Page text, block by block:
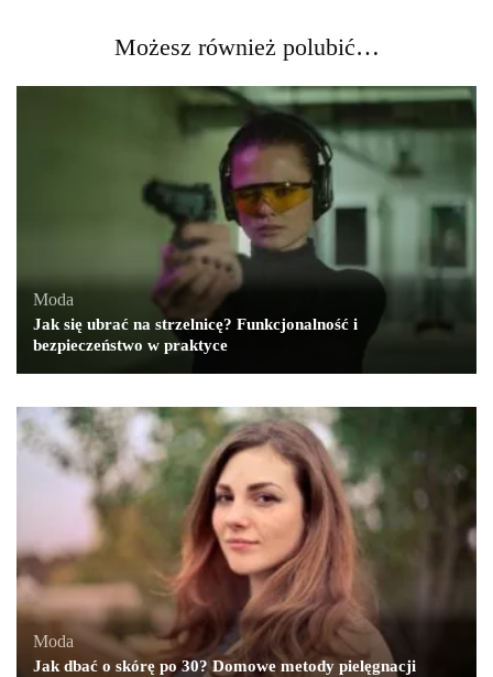
Możesz również polubić…
Moda
Jak się ubrać na strzelnicę? Funkcjonalność i
bezpieczeństwo w praktyce
Moda
Jak dbać o skórę po 30? Domowe metody pielęgnacji